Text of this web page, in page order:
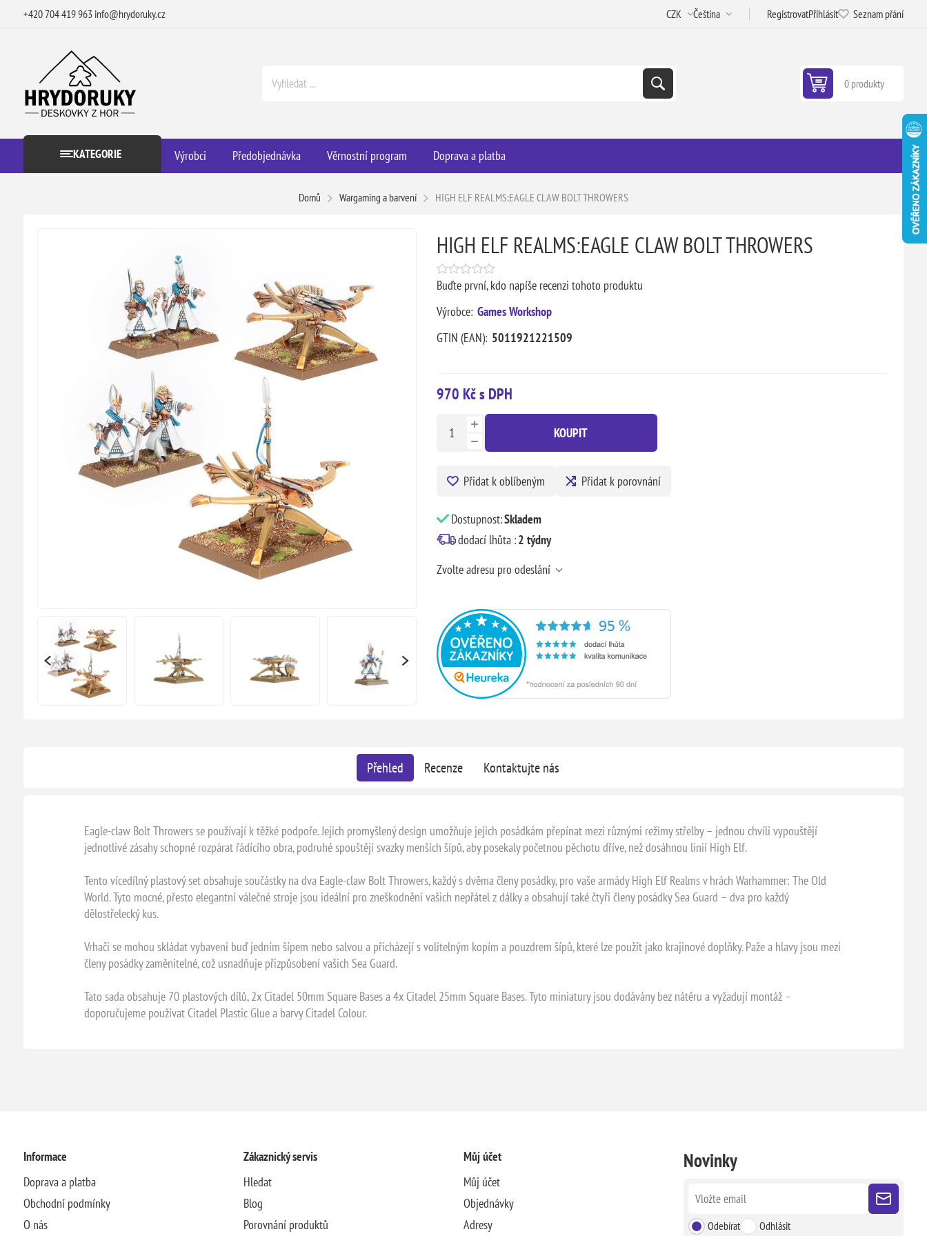
+420 704 419 963 info@hrydoruky.cz RegistrovatPřihlásit Seznam přání
0 produkty
KATEGORIE Výrobci Předobjednávka Věrnostní program Doprava a platba
Domů Wargaming a barvení HIGH ELF REALMS:EAGLE CLAW BOLT THROWERS
HIGH ELF REALMS:EAGLE CLAW BOLT THROWERS
Buďte první, kdo napíše recenzi tohoto produktu
Výrobce: Games Workshop
GTIN (EAN): 5011921221509
970 Kč s DPH
KOUPIT
Přidat k oblíbeným Přidat k porovnání
Dostupnost:Skladem
dodací lhůta :2 týdny
Zvolte adresu pro odeslání
Přehled Recenze Kontaktujte nás
Eagle-claw Bolt Throwers se používají k těžké podpoře. Jejich promyšlený design umožňuje jejich posádkám přepínat mezi různými režimy střelby – jednou chvíli vypouštějí
jednotlivé zásahy schopné rozpárat řádícího obra, podruhé spouštějí svazky menších šípů, aby posekaly početnou pěchotu dříve, než dosáhnou linií High Elf.
Tento vícedílný plastový set obsahuje součástky na dva Eagle-claw Bolt Throwers, každý s dvěma členy posádky, pro vaše armády High Elf Realms v hrách Warhammer: The Old
World. Tyto mocné, přesto elegantní válečné stroje jsou ideální pro zneškodnění vašich nepřátel z dálky a obsahují také čtyři členy posádky Sea Guard – dva pro každý
dělostřelecký kus.
Vrhači se mohou skládat vybaveni buď jedním šípem nebo salvou a přicházejí s volitelným kopím a pouzdrem šípů, které lze použít jako krajinové doplňky. Paže a hlavy jsou mezi
členy posádky zaměnitelné, což usnadňuje přizpůsobení vašich Sea Guard.
Tato sada obsahuje 70 plastových dílů, 2x Citadel 50mm Square Bases a 4x Citadel 25mm Square Bases. Tyto miniatury jsou dodávány bez nátěru a vyžadují montáž –
doporučujeme používat Citadel Plastic Glue a barvy Citadel Colour.
Informace
Doprava a platba
Obchodní podmínky
O nás
Zákaznický servis
Hledat
Blog
Porovnání produktů
Můj účet
Můj účet
Objednávky
Adresy
Novinky
Odebírat Odhlásit